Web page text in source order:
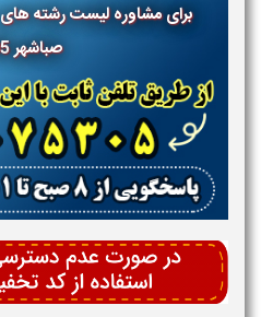
برای مشاوره لیست رشته های
صباشهر 1405